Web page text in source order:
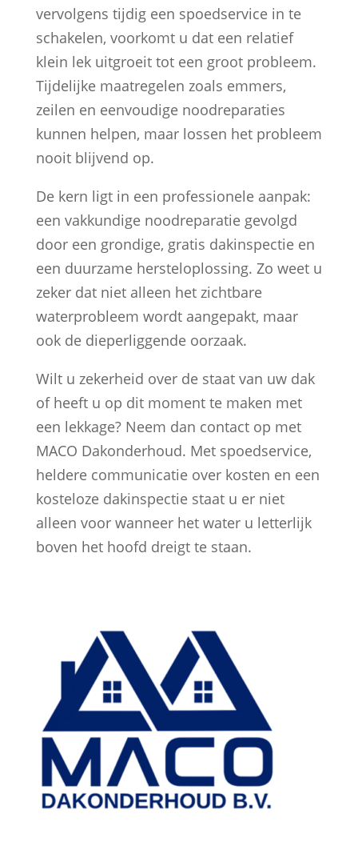
vervolgens tijdig een spoedservice in te
schakelen, voorkomt u dat een relatief
klein lek uitgroeit tot een groot probleem.
Tijdelijke maatregelen zoals emmers,
zeilen en eenvoudige noodreparaties
kunnen helpen, maar lossen het probleem
nooit blijvend op.
De kern ligt in een professionele aanpak:
een vakkundige noodreparatie gevolgd
door een grondige, gratis dakinspectie en
een duurzame hersteloplossing. Zo weet u
zeker dat niet alleen het zichtbare
waterprobleem wordt aangepakt, maar
ook de dieperliggende oorzaak.
Wilt u zekerheid over de staat van uw dak
of heeft u op dit moment te maken met
een lekkage? Neem dan contact op met
MACO Dakonderhoud. Met spoedservice,
heldere communicatie over kosten en een
kosteloze dakinspectie staat u er niet
alleen voor wanneer het water u letterlijk
boven het hoofd dreigt te staan.